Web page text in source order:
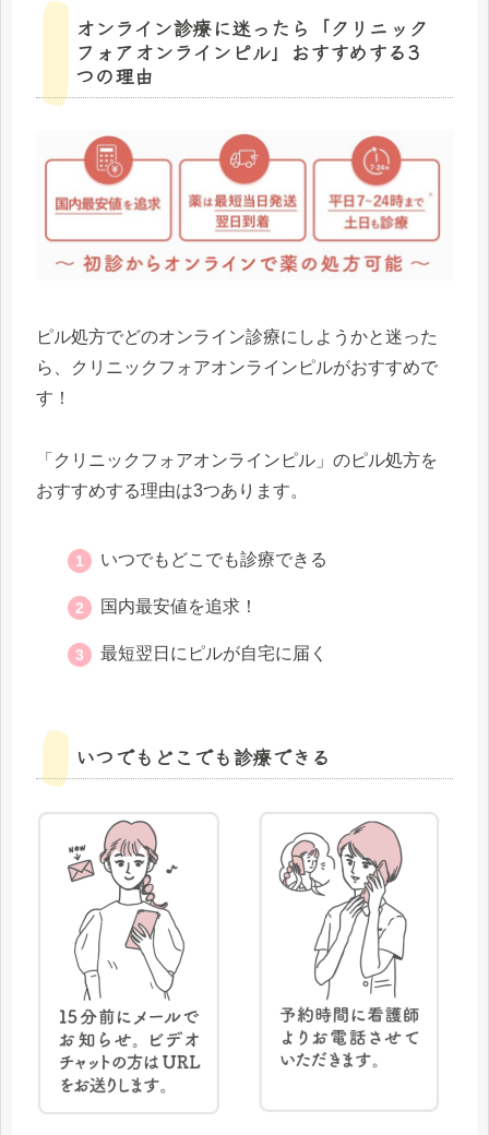
オンライン診療に迷ったら「クリニック
フォアオンラインピル」おすすめする3
つの理由
ピル処方でどのオンライン診療にしようかと迷った
ら、クリニックフォアオンラインピルがおすすめで
す！
「クリニックフォアオンラインピル」のピル処方を
おすすめする理由は3つあります。
いつでもどこでも診療できる
国内最安値を追求！
最短翌日にピルが自宅に届く
いつでもどこでも診療できる